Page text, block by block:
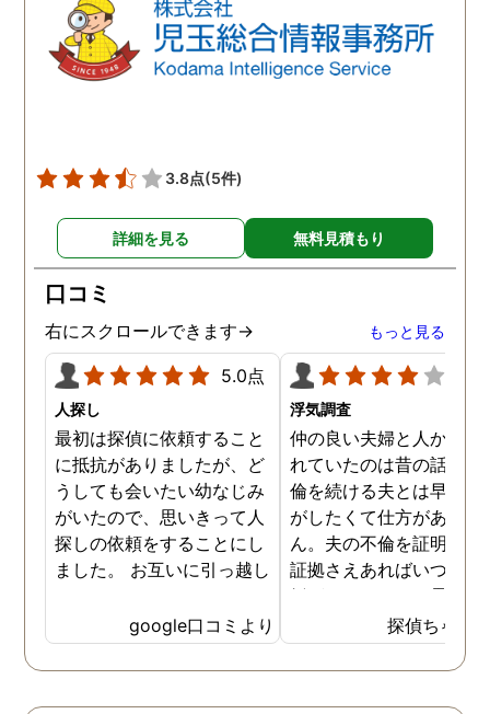
とのこと。旦那の行動が怪
しいと思われる日に調査を
依頼すると、数日後には調
のかワクワクしながら探偵
社に向かうと、旦那の浮気
の実態がレポートや写真、
動画データで明らかにされ
ていました。お試しのつも
りで依頼した浮気調査でし
たが、想像以上に精度に正
直驚かされました。
んでしたがやはり女性か
の人気は凄いらしく、頻
て頂きました。
3.8点(5件)
詳細を見る 無料見積もり
口コミ
右にスクロールできます→ もっと見る
5.0点
人探し
最初は探偵に依頼すること
に抵抗がありましたが、ど
うしても会いたい幼なじみ
がいたので、思いきって人
探しの依頼をすることにし
ました。 お互いに引っ越し
いる情報も少なかったの
で、難しいかなと思ってい
たのですが、見事に探して
google口コミより
浮気調査
仲の良い夫婦と人から言
れていたのは昔の話で、
倫を続ける夫とは早く離
がしたくて仕方がありま
ん。夫の不倫を証明でき
証拠さえあればいつでも
婚ができるのにと愚痴を
ぼしていると、姉が探偵
不倫の証拠集めを依頼し
くれました。探偵事務所
探偵ちゃん